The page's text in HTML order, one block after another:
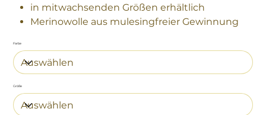
in mitwachsenden Größen erhältlich
Merinowolle aus mulesingfreier Gewinnung
Farbe
Größe